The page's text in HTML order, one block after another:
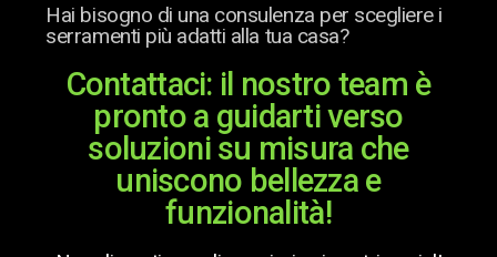
Hai bisogno di una consulenza per scegliere i
serramenti più adatti alla tua casa?
Contattaci: il nostro team è
pronto a guidarti verso
soluzioni su misura che
uniscono bellezza e
funzionalità!